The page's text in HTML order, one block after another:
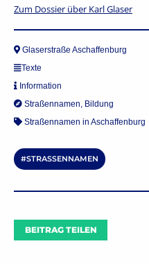
Zum Dossier über Karl Glaser
Glaserstraße Aschaffenburg
Texte
Information
Straßennamen, Bildung
Straßennamen in Aschaffenburg
STRASSENNAMEN
BEITRAG TEILEN